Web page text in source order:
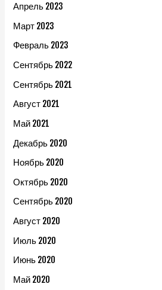
Апрель 2023
Март 2023
Февраль 2023
Сентябрь 2022
Сентябрь 2021
Август 2021
Май 2021
Декабрь 2020
Ноябрь 2020
Октябрь 2020
Сентябрь 2020
Август 2020
Июль 2020
Июнь 2020
Май 2020